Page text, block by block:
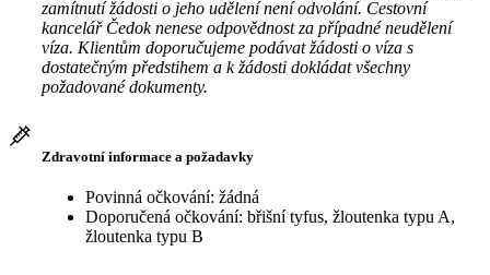
zamítnutí žádosti o jeho udělení není odvolání. Cestovní
kancelář Čedok nenese odpovědnost za případné neudělení
víza. Klientům doporučujeme podávat žádosti o víza s
dostatečným předstihem a k žádosti dokládat všechny
požadované dokumenty.
Zdravotní informace a požadavky
Povinná očkování: žádná
Doporučená očkování: břišní tyfus, žloutenka typu A,
žloutenka typu B